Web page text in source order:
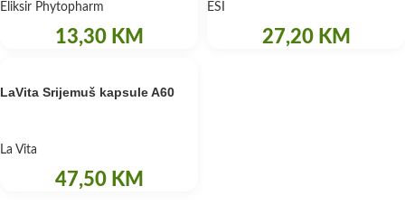
Eliksir Phytopharm
13,30 KM
ESI
27,20 KM
LaVita Srijemuš kapsule A60
La Vita
47,50 KM